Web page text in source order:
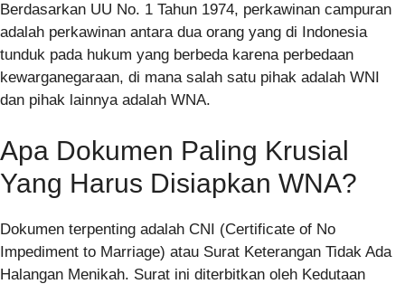
Berdasarkan UU No. 1 Tahun 1974, perkawinan campuran
adalah perkawinan antara dua orang yang di Indonesia
tunduk pada hukum yang berbeda karena perbedaan
kewarganegaraan, di mana salah satu pihak adalah WNI
dan pihak lainnya adalah WNA.
Apa Dokumen Paling Krusial
Yang Harus Disiapkan WNA?
Dokumen terpenting adalah CNI (Certificate of No
Impediment to Marriage) atau Surat Keterangan Tidak Ada
Halangan Menikah. Surat ini diterbitkan oleh Kedutaan